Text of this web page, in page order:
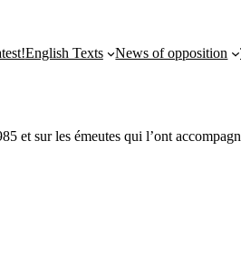
English Texts News of opposition
et sur les émeutes qui l’ont